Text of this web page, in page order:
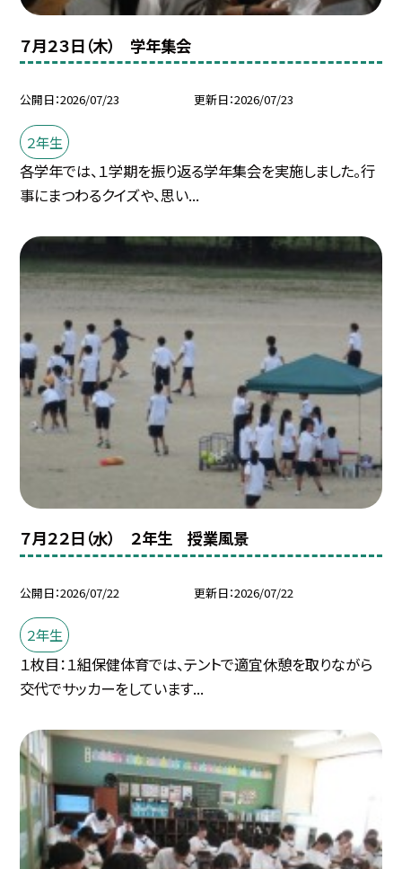
７月２３日（木） 学年集会
公開日 2026/07/23 更新日 2026/07/23
２年生
各学年では、１学期を振り返る学年集会を実施しました。行
事にまつわるクイズや、思い...
７月２２日（水） ２年生 授業風景
公開日 2026/07/22 更新日 2026/07/22
２年生
１枚目：１組保健体育では、テントで適宜休憩を取りながら
交代でサッカーをしています...